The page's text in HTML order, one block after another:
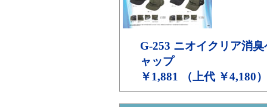
G-253 ニオイクリア消
ャップ
￥1,881 （上代 ￥4,180）